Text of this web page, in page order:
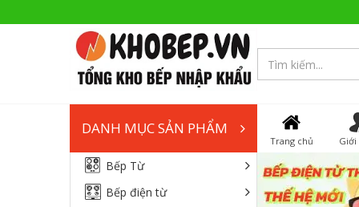
DANH MỤC SẢN PHẨM
Bếp Từ
Bếp điện từ
Trang chủ Giới